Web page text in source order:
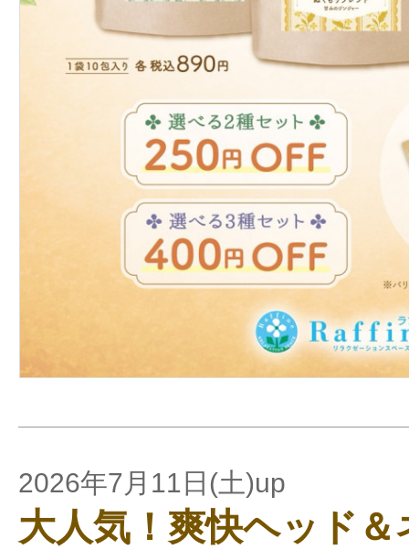
2026年7月11日(土)up
大人気！爽快ヘッド＆